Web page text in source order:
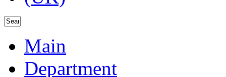
Main
Department